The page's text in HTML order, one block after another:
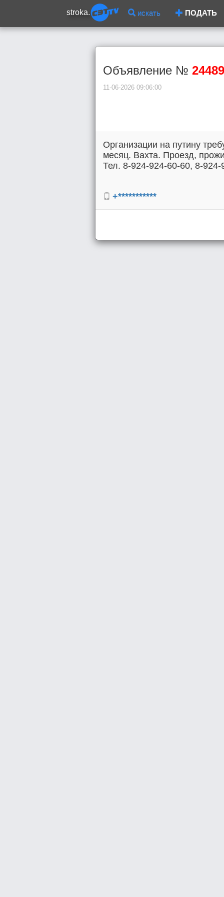
stroka. искать ПОДАТЬ
Объявление № 24489
11-06-2026 09:06:00
Организации на путину
месяц. Вахта. Проезд,
Тел. 8-924-924-60-60, 8-924-
+***********